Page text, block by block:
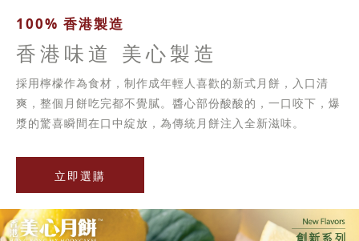
100% 香港製造
香港味道 美心製造
採用檸檬作為食材，制作成年輕人喜歡的新式月餅，入口清
爽，整個月餅吃完都不覺膩。醬心部份酸酸的，一口咬下，爆
漿的驚喜瞬間在口中綻放，為傳統月餅注入全新滋味。
立即選購